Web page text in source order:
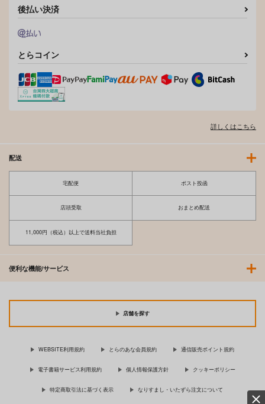
後払い決済
とらコイン
詳しくはこちら
配送
宅配便 ポスト投函
店頭受取 おまとめ配送
11,000円（税込）以上で送料当社負担
便利な機能/サービス
店舗を探す
WEBSITE利用規約 とらのあな会員規約 通信販売ポイント規約
電子書籍サービス利用規約 個人情報保護方針 クッキーポリシー
特定商取引法に基づく表示 なりすまし・いたずら注文について